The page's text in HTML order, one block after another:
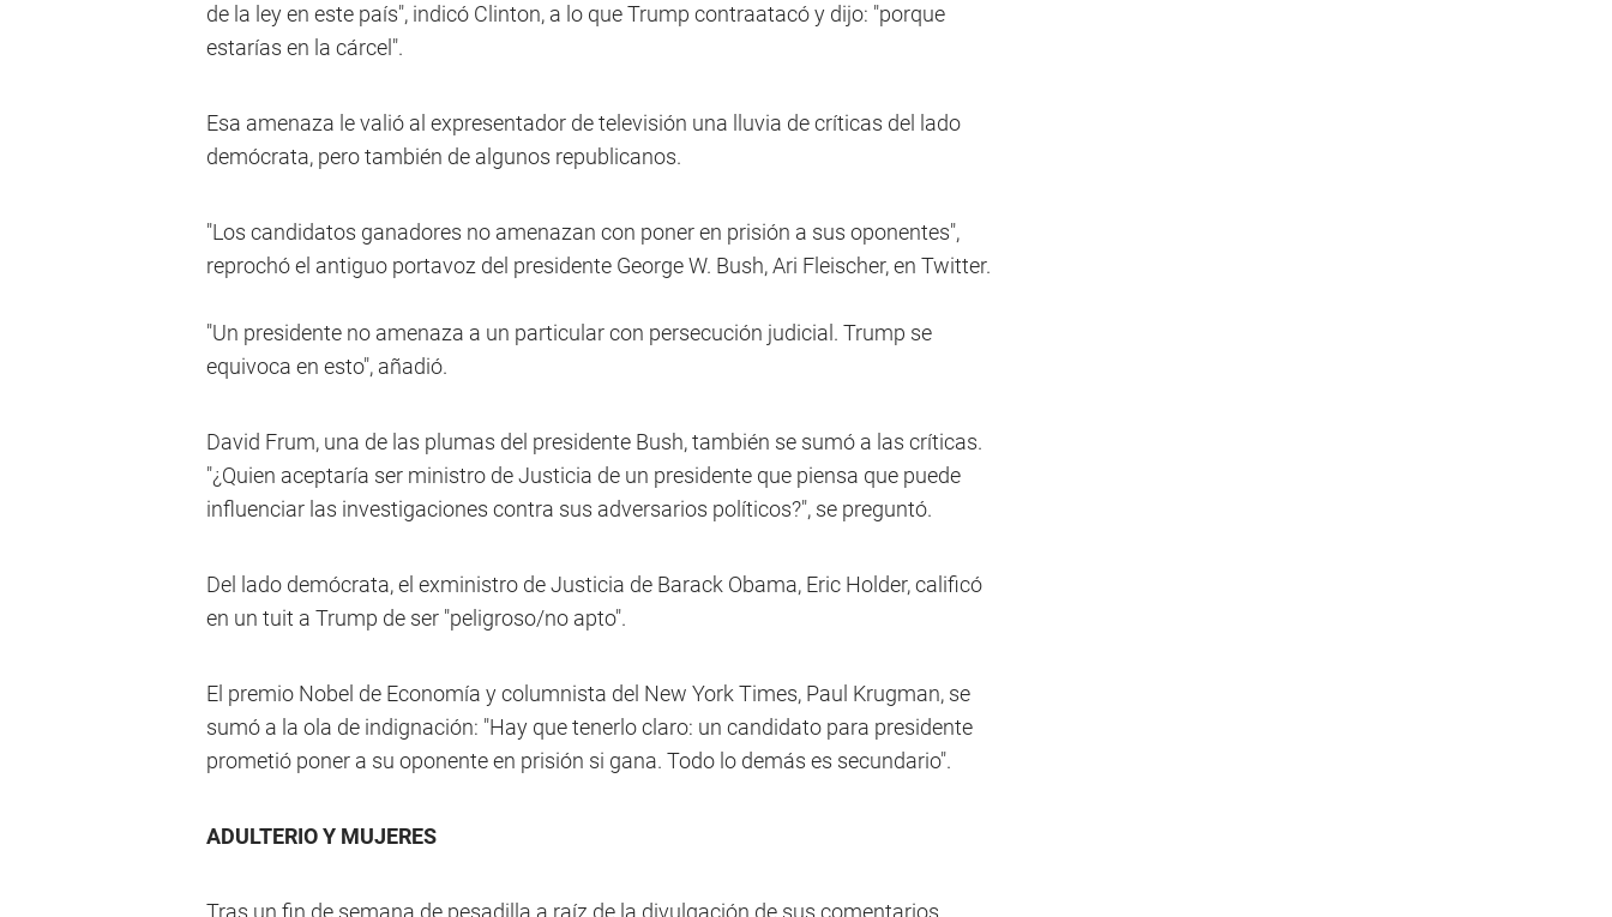
de la ley en este país", indicó Clinton, a lo que Trump contraatacó y dijo: "porque
estarías en la cárcel".
Esa amenaza le valió al expresentador de televisión una lluvia de críticas del lado
demócrata, pero también de algunos republicanos.
"Los candidatos ganadores no amenazan con poner en prisión a sus oponentes",
reprochó el antiguo portavoz del presidente George W. Bush, Ari Fleischer, en Twitter.
"Un presidente no amenaza a un particular con persecución judicial. Trump se
equivoca en esto", añadió.
David Frum, una de las plumas del presidente Bush, también se sumó a las críticas.
"¿Quien aceptaría ser ministro de Justicia de un presidente que piensa que puede
influenciar las investigaciones contra sus adversarios políticos?", se preguntó.
Del lado demócrata, el exministro de Justicia de Barack Obama, Eric Holder, calificó
en un tuit a Trump de ser "peligroso/no apto".
El premio Nobel de Economía y columnista del New York Times, Paul Krugman, se
sumó a la ola de indignación: "Hay que tenerlo claro: un candidato para presidente
prometió poner a su oponente en prisión si gana. Todo lo demás es secundario".
ADULTERIO Y MUJERES
Tras un fin de semana de pesadilla a raíz de la divulgación de sus comentarios